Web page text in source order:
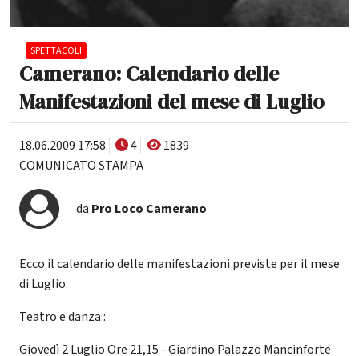
SPETTACOLI
Camerano: Calendario delle
Manifestazioni del mese di Luglio
18.06.2009 17:58 4
1839
COMUNICATO STAMPA
da Pro Loco Camerano
Ecco il calendario delle manifestazioni previste per il mese
di Luglio.
Teatro e danza :
Giovedì 2 Luglio Ore 21,15 - Giardino Palazzo Mancinforte